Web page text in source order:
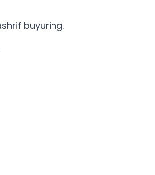
buyuring.